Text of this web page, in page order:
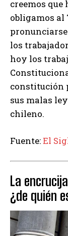
creemos que
obligamos
los
hoy los
constitución
sus malas
chileno.
Fuente:El
La
¿de quién